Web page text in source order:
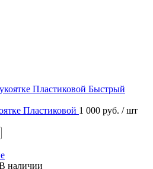
Быстрый
Пластиковой 1 000 руб. / шт
наличии